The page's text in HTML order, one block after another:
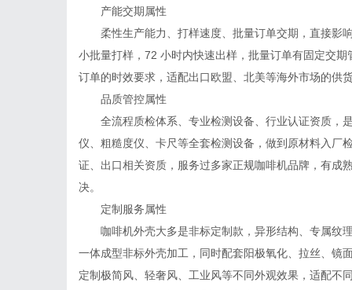
产能交期属性
柔性生产能力、打样速度、批量订单交期，直接影
小批量打样，72 小时内快速出样，批量订单有固定交
订单的时效要求，适配出口欧盟、北美等海外市场的供
品质管控属性
全流程质检体系、专业检测设备、行业认证资质，
仪、粗糙度仪、卡尺等全套检测设备，做到原材料入厂
证、出口相关资质，服务过多家正规咖啡机品牌，有成
决。
定制服务属性
咖啡机外壳大多是非标定制款，异形结构、专属纹
一体成型非标外壳加工，同时配套阳极氧化、拉丝、镜
定制极简风、轻奢风、工业风等不同外观效果，适配不